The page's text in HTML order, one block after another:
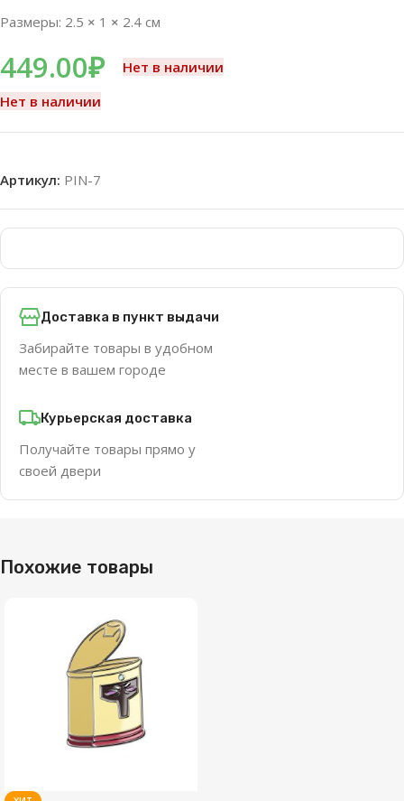
Размеры: 2.5 × 1 × 2.4 см
449.00₽
Нет в наличии
Нет в наличии
Артикул: PIN-7
Доставка в пункт выдачи
Забирайте товары в удобном
месте в вашем городе
Курьерская доставка
Получайте товары прямо у
своей двери
Похожие товары